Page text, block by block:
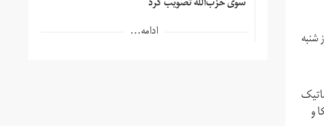
و
ادامه...